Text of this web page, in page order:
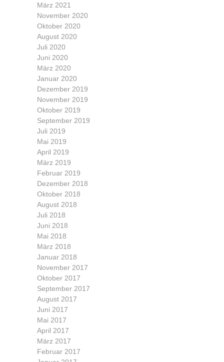
März 2021
November 2020
Oktober 2020
August 2020
Juli 2020
Juni 2020
März 2020
Januar 2020
Dezember 2019
November 2019
Oktober 2019
September 2019
Juli 2019
Mai 2019
April 2019
März 2019
Februar 2019
Dezember 2018
Oktober 2018
August 2018
Juli 2018
Juni 2018
Mai 2018
März 2018
Januar 2018
November 2017
Oktober 2017
September 2017
August 2017
Juni 2017
Mai 2017
April 2017
März 2017
Februar 2017